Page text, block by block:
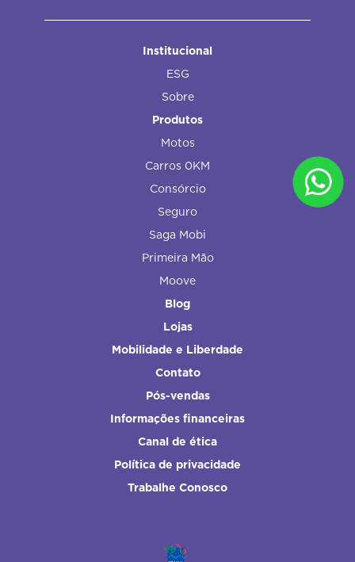
Institucional
ESG
Sobre
Produtos
Motos
Carros 0KM
Consórcio
Seguro
Saga Mobi
Primeira Mão
Moove
Blog
Lojas
Mobilidade e Liberdade
Contato
Pós-vendas
Informações financeiras
Canal de ética
Política de privacidade
Trabalhe Conosco